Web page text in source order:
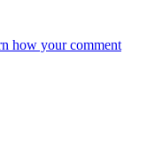
how your comment